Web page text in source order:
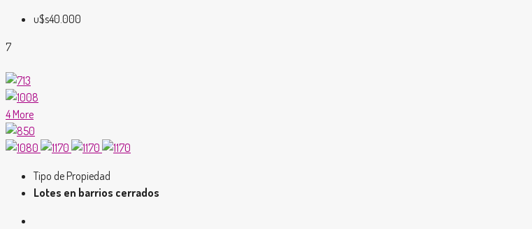
u$s40.000
7
4 More
Tipo de Propiedad
Lotes en barrios cerrados